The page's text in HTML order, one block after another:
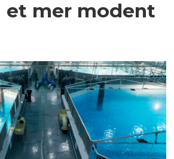
et mer modent